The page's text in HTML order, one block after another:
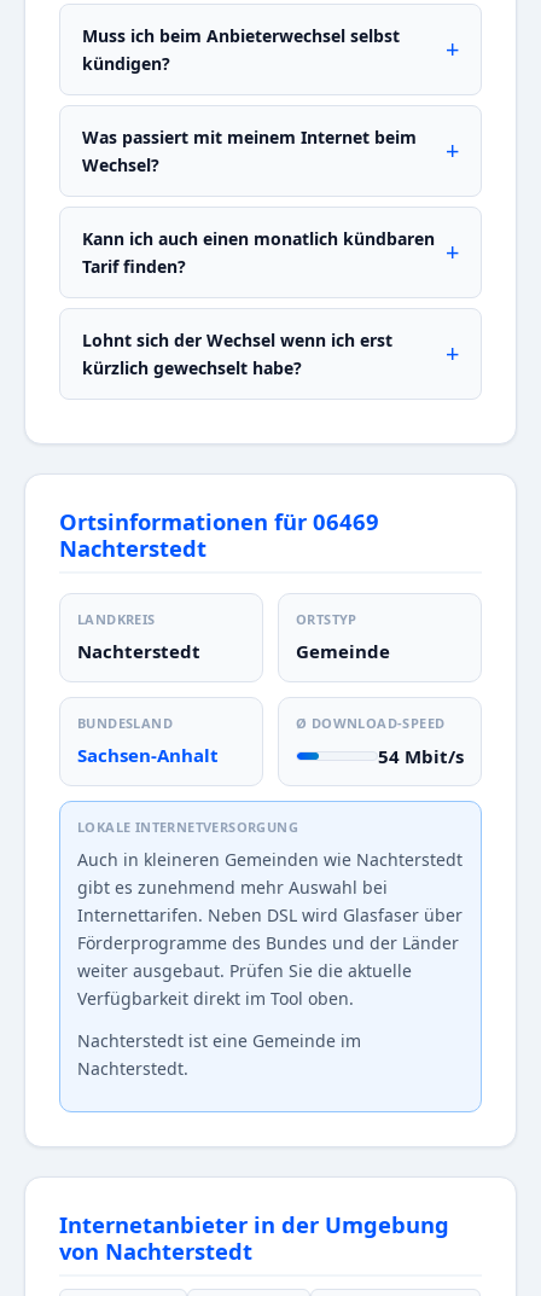
Muss ich beim Anbieterwechsel selbst
kündigen?
Was passiert mit meinem Internet beim
Wechsel?
Kann ich auch einen monatlich kündbaren
Tarif finden?
Lohnt sich der Wechsel wenn ich erst
kürzlich gewechselt habe?
Ortsinformationen für 06469
Nachterstedt
LANDKREIS
Nachterstedt
ORTSTYP
Gemeinde
BUNDESLAND
Sachsen-Anhalt
Ø DOWNLOAD-SPEED
54 Mbit/s
LOKALE INTERNETVERSORGUNG
Auch in kleineren Gemeinden wie Nachterstedt
gibt es zunehmend mehr Auswahl bei
Internettarifen. Neben DSL wird Glasfaser über
Förderprogramme des Bundes und der Länder
weiter ausgebaut. Prüfen Sie die aktuelle
Verfügbarkeit direkt im Tool oben.
Nachterstedt ist eine Gemeinde im
Nachterstedt.
Internetanbieter in der Umgebung
von Nachterstedt